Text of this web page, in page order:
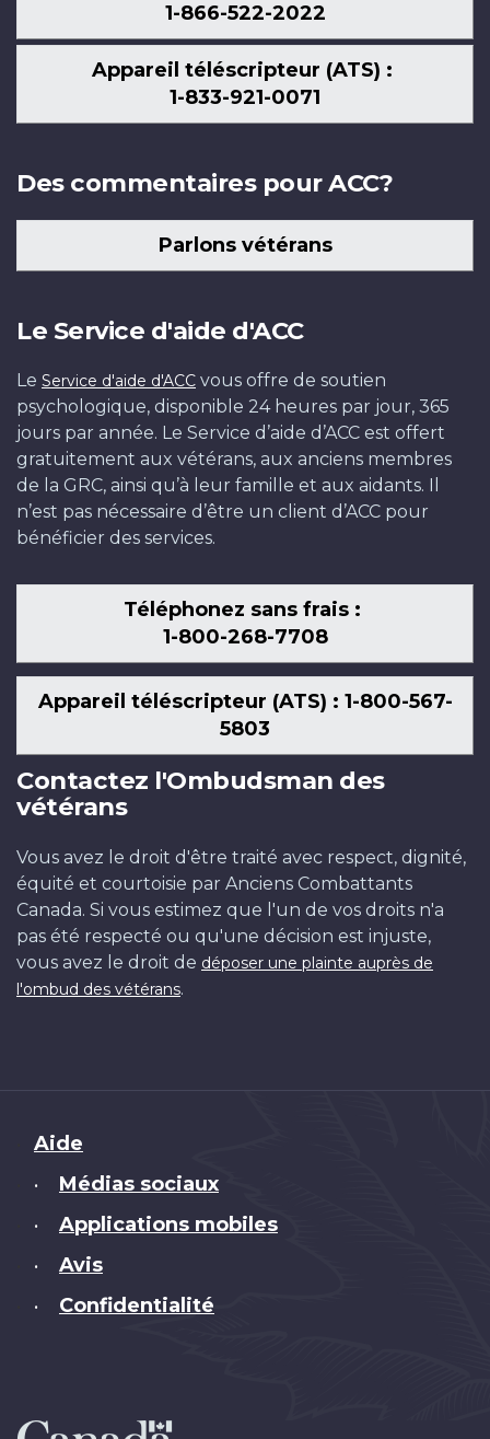
1-866-522-2022
Appareil téléscripteur (ATS) :
1-833-921-0071
Des commentaires pour ACC?
Parlons vétérans
Le Service d'aide d'ACC
Le Service d'aide d'ACC vous offre de soutien
psychologique, disponible 24 heures par jour, 365
jours par année. Le Service d’aide d’ACC est offert
gratuitement aux vétérans, aux anciens membres
de la GRC, ainsi qu’à leur famille et aux aidants. Il
n’est pas nécessaire d’être un client d’ACC pour
bénéficier des services.
Téléphonez sans frais :
1-800-268-7708
Appareil téléscripteur (ATS) : 1-800-567-
5803
Contactez l'Ombudsman des
vétérans
Vous avez le droit d'être traité avec respect, dignité,
équité et courtoisie par Anciens Combattants
Canada. Si vous estimez que l'un de vos droits n'a
pas été respecté ou qu'une décision est injuste,
vous avez le droit de déposer une plainte auprès de
l'ombud des vétérans.
Brand
Aide
• Médias sociaux
• Applications mobiles
• Avis
• Confidentialité